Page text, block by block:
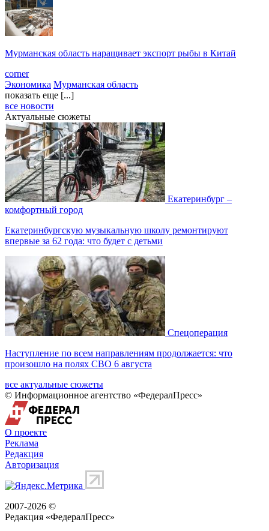
Мурманская область наращивает экспорт рыбы в Китай
corner
Экономика Мурманская область
показать еще [...]
все новости
Актуальные сюжеты
Екатеринбург –
комфортный город
Екатеринбургскую музыкальную школу ремонтируют
впервые за 62 года: что будет с детьми
Спецоперация
Наступление по всем направлениям продолжается: что
произошло на полях СВО 6 августа
все актуальные сюжеты
© Информационное агентство «ФедералПресс»
О проекте
Реклама
Редакция
Авторизация
2007-2026 ©
Редакция «ФедералПресс»